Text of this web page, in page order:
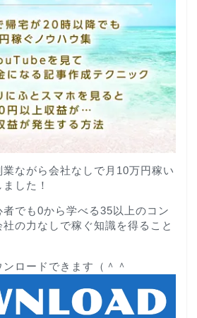
ながら会社なしで月10万円稼い
した！
でも0から学べる35以上のコン
の力なしで稼ぐ知識を得ること
ンロードできます（＾＾